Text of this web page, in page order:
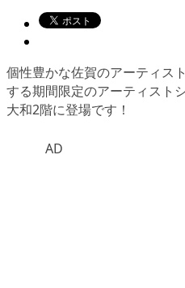
個性豊かな佐賀のアーティス
する期間限定のアーティスト
大和2階に登場です！
AD